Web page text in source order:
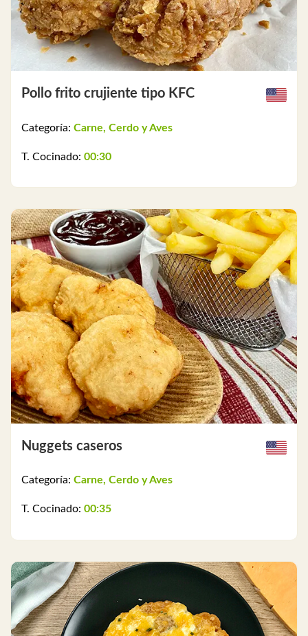
Pollo frito crujiente tipo KFC
Categoría: Carne, Cerdo y Aves
T. Cocinado: 00:30
Nuggets caseros
Categoría: Carne, Cerdo y Aves
T. Cocinado: 00:35